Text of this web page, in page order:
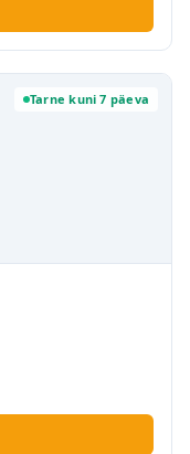
Tarne kuni 7 päeva